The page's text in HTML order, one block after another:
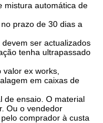
mistura automática de
prazo de 30 dias a
ser actualizados
tenha ultrapassado
ex works,
em caixas de
de ensaio. O material
Ou o vendedor
comprador à custa